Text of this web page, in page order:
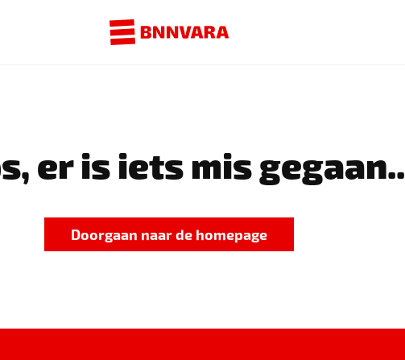
er is iets mis gegaan..
Doorgaan naar de homepage